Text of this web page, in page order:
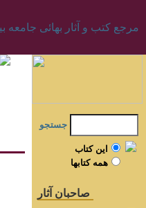
جستجو
اين کتاب
همه کتابها
صاحبان آثار